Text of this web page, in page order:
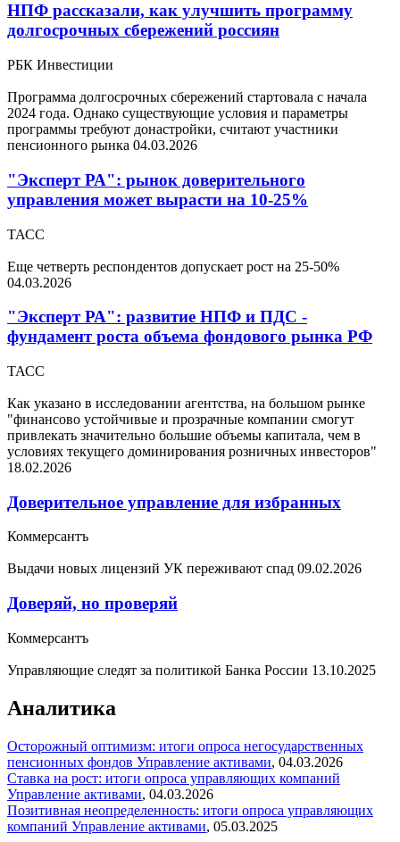
НПФ рассказали, как улучшить программу
долгосрочных сбережений россиян
РБК Инвестиции
Программа долгосрочных сбережений стартовала с начала
2024 года. Однако существующие условия и параметры
программы требуют донастройки, считают участники
пенсионного рынка 04.03.2026
"Эксперт РА": рынок доверительного
управления может вырасти на 10-25%
ТАСС
Еще четверть респондентов допускает рост на 25-50%
04.03.2026
"Эксперт РА": развитие НПФ и ПДС -
фундамент роста объема фондового рынка РФ
ТАСС
Как указано в исследовании агентства, на большом рынке
"финансово устойчивые и прозрачные компании смогут
привлекать значительно большие объемы капитала, чем в
условиях текущего доминирования розничных инвесторов"
18.02.2026
Доверительное управление для избранных
Коммерсантъ
Выдачи новых лицензий УК переживают спад 09.02.2026
Доверяй, но проверяй
Коммерсантъ
Управляющие следят за политикой Банка России 13.10.2025
Аналитика
Осторожный оптимизм: итоги опроса негосударственных
пенсионных фондов Управление активами, 04.03.2026
Ставка на рост: итоги опроса управляющих компаний
Управление активами, 04.03.2026
Позитивная неопределенность: итоги опроса управляющих
компаний Управление активами, 05.03.2025